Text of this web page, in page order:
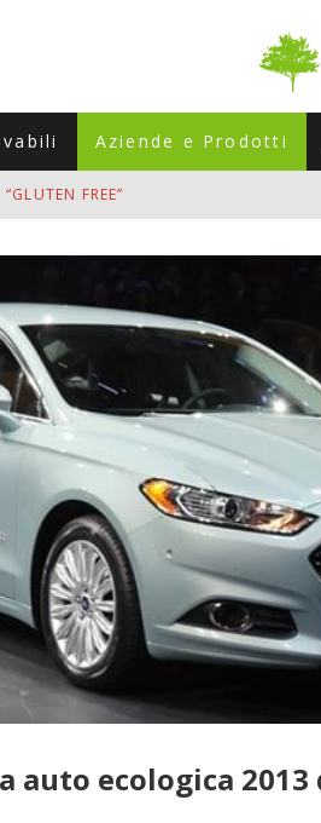
Aziende e Prodotti
FREE”
400 COLLABORATORI STAGIONALI
PIÙ COMUNI CHE POSSONO
NUOVA FRONTIERA DEL
auto ecologica 2013